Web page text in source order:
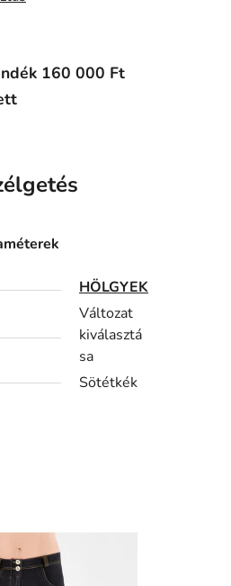
160 000 Ft
HÖLGYEK
Változat
kiválasztá
sa
Sötétkék